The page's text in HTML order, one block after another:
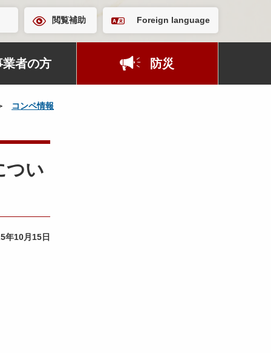
閲覧補助 Foreign language
業者の方 防災
コンペ情報
つい
年10月15日